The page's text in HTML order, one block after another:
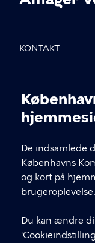
De indsamlede
Københavns
og kort på
brugeroplevelse.
Du kan ændre
KONTAKT
info@avlu.dk
21 51 39 35
LINKS
Facebook
Instagram